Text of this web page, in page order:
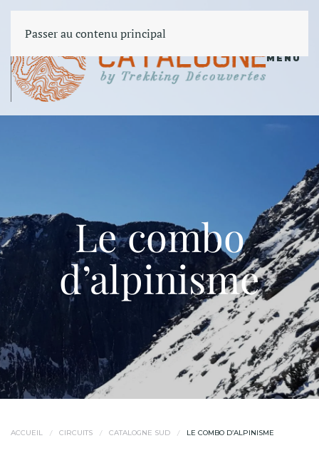
Passer au contenu principal
MENU
Le combo
d’alpinisme
ACCUEIL CIRCUITS CATALOGNE SUD LE COMBO D’ALPINISME